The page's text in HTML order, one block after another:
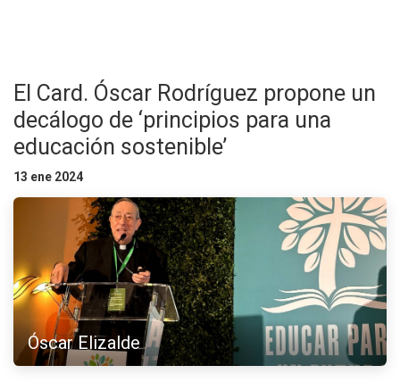
El Card. Óscar Rodríguez propone un
decálogo de ‘principios para una
educación sostenible’
13 ene 2024
Óscar Elizalde